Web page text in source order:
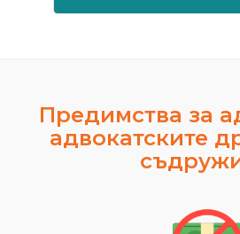
Предимства за
адвокатските